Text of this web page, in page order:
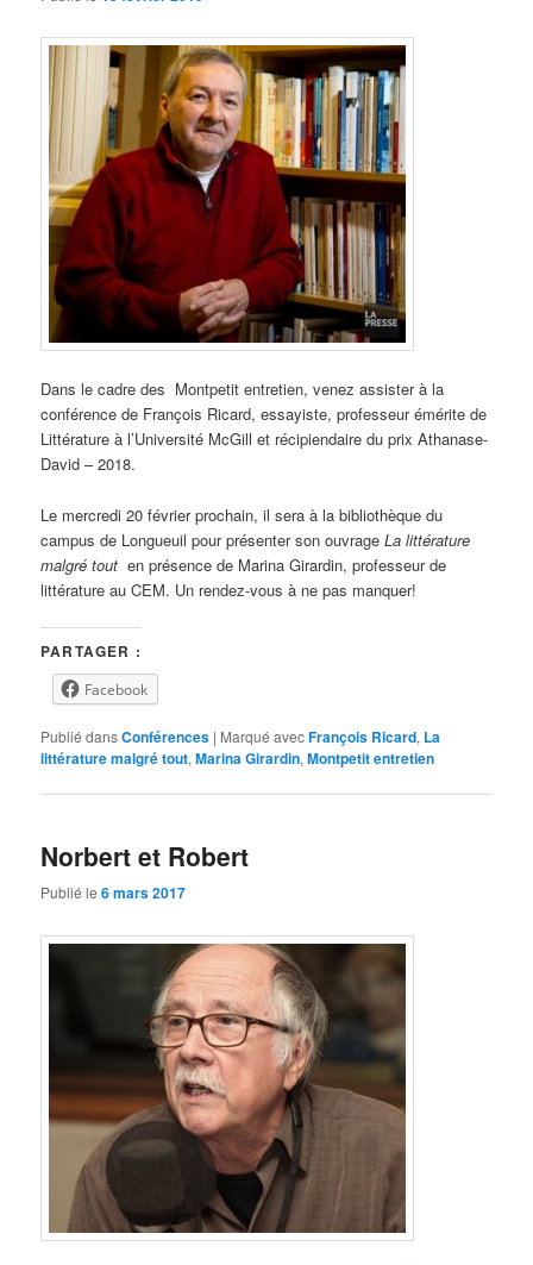
Dans le cadre des Montpetit entretien, venez assister à la
conférence de François Ricard, essayiste, professeur émérite de
Littérature à l’Université McGill et récipiendaire du prix Athanase-
David – 2018.
Le mercredi 20 février prochain, il sera à la bibliothèque du
campus de Longueuil pour présenter son ouvrageLa littérature
malgré touten présence de Marina Girardin, professeur de
littérature au CEM. Un rendez-vous à ne pas manquer!
PARTAGER :
Facebook
Publié dansConférences | Marqué avecFrançois Ricard, La
littérature malgré tout,Marina Girardin,Montpetit entretien
Norbert et Robert
Publié le6 mars 2017